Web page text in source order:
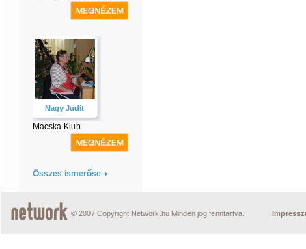
Nagy Judit
Macska Klub
Összes ismerőse
© 2007 Copyright Network.hu Minden jog fenntartva.